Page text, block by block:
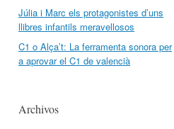
Júlia i Marc els protagonistes d’uns
llibres infantils meravellosos
C1 o Alça’t: La ferramenta sonora per
a aprovar el C1 de valencià
Archivos